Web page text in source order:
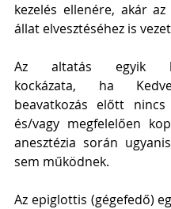
kezelés ellenére, akár az
állat elvesztéséhez is
Az altatás egyik
kockázata, ha
beavatkozás előtt
és/vagy megfelelően
anesztézia során
sem működnek.
Az epiglottis (gégefedő)